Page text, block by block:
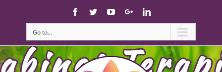
Facebook
TwitterYouTubeGoogle+Linkedin
Go to...